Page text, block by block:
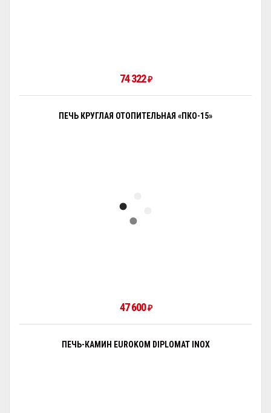
74 322₽
ПЕЧЬ КРУГЛАЯ ОТОПИТЕЛЬНАЯ «ПКО-15»
47 600₽
ПЕЧЬ-КАМИН EUROKOM DIPLOMAT INOX